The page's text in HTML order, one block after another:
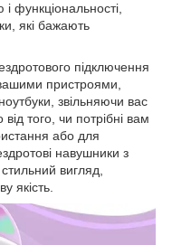
функціональності,
які бажають
підключення
пристроями,
звільняючи вас
того, чи потрібні вам
або для
навушники з
вигляд,
якість.